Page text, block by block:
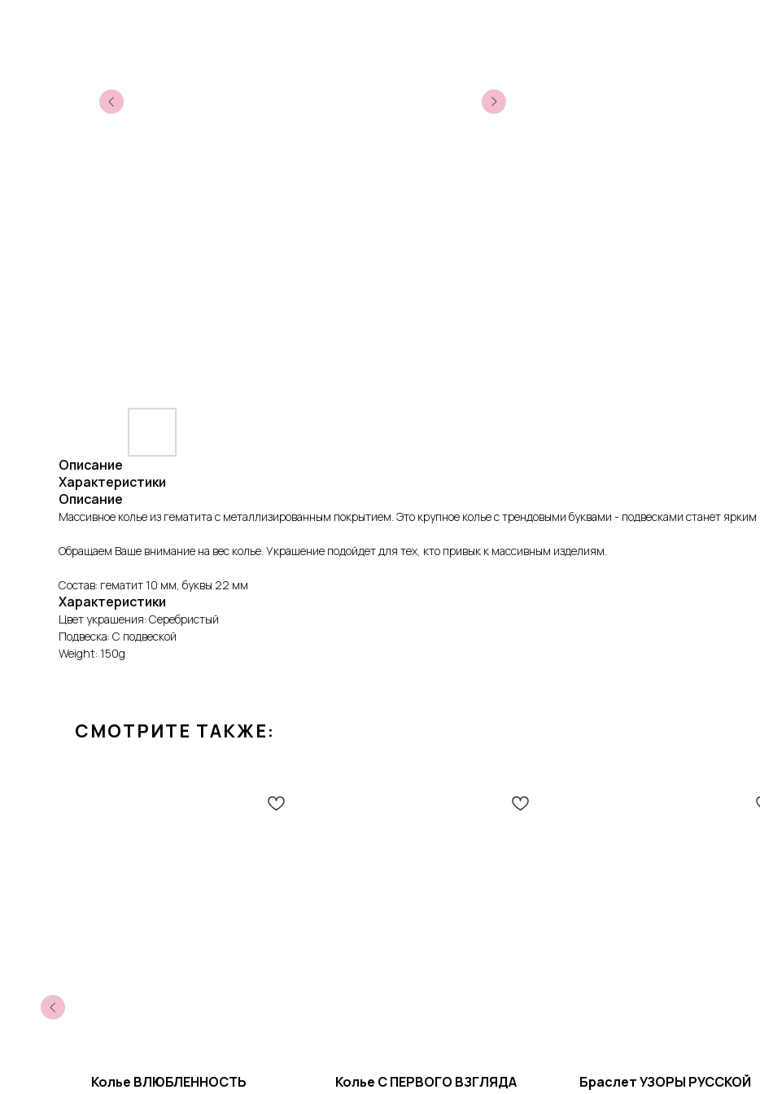
Описание
Характеристики
Описание
Массивное колье из гематита с металлизированным покрытием. Это крупное колье с трендовыми буквами - подвесками станет
Обращаем Ваше внимание на вес колье. Украшение подойдет для тех, кто привык к массивным изделиям.
Состав: гематит 10 мм, буквы 22 мм
Характеристики
Цвет украшения: Серебристый
Подвеска: С подвеской
Weight: 150g
СМОТРИТЕ ТАКЖЕ:
Колье ВЛЮБЛЕННОСТЬ Колье С ПЕРВОГО ВЗГЛЯДА
Браслет УЗОРЫ РУССКОЙ